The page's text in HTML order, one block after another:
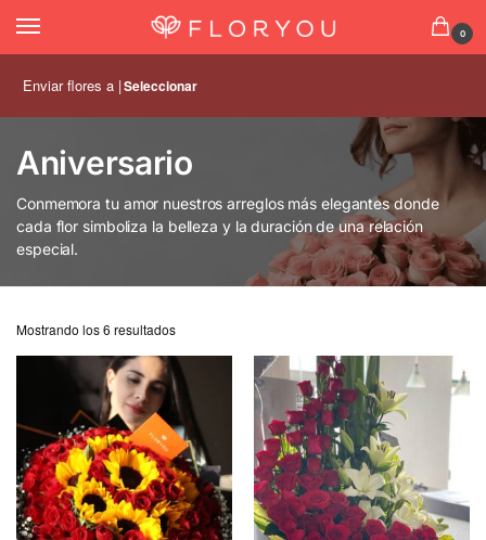
0
Enviar flores a |Seleccionar
Aniversario
Conmemora tu amor nuestros arreglos más elegantes donde
cada flor simboliza la belleza y la duración de una relación
especial.
Mostrando los 6 resultados